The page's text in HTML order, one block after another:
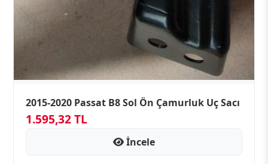
2015-2020 Passat B8 Sol Ön Çamurluk Uç Sacı
1.595,32 TL
İncele